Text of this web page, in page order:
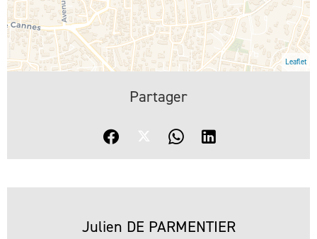
Leaflet
Partager
Julien DE PARMENTIER